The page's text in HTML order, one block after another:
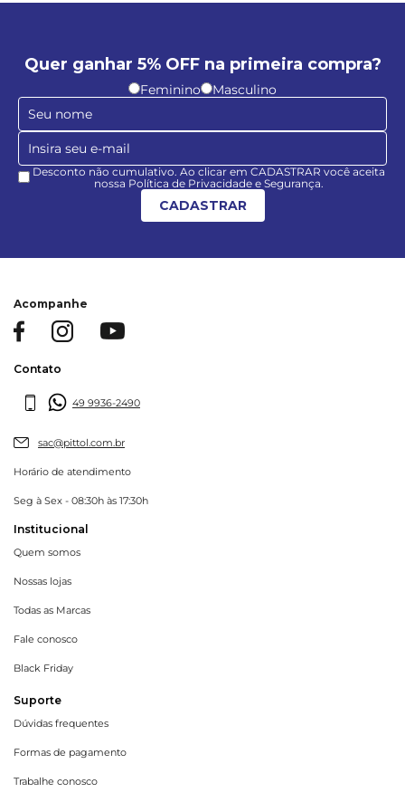
Quer ganhar 5% OFF na primeira compra?
Feminino Masculino
Desconto não cumulativo. Ao clicar em CADASTRAR você aceita
nossa Política de Privacidade e Segurança.
CADASTRAR
Acompanhe
Contato
49 9936-2490
sac@pittol.com.br
Horário de atendimento
Seg à Sex - 08:30h às 17:30h
Institucional
Quem somos
Nossas lojas
Todas as Marcas
Fale conosco
Black Friday
Suporte
Dúvidas frequentes
Formas de pagamento
Trabalhe conosco